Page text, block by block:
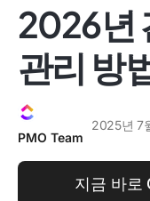
2026년
관리 방
PMO Team
2025년 7
지금 바로